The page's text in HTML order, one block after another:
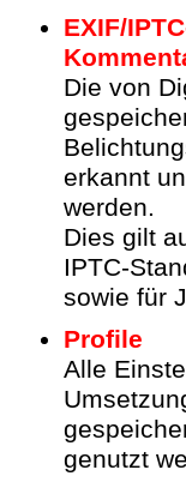
EXIF/
Die von
erkannt
werden.
Dies gilt
IPTC-
sowie für
Profile
Alle
genutzt